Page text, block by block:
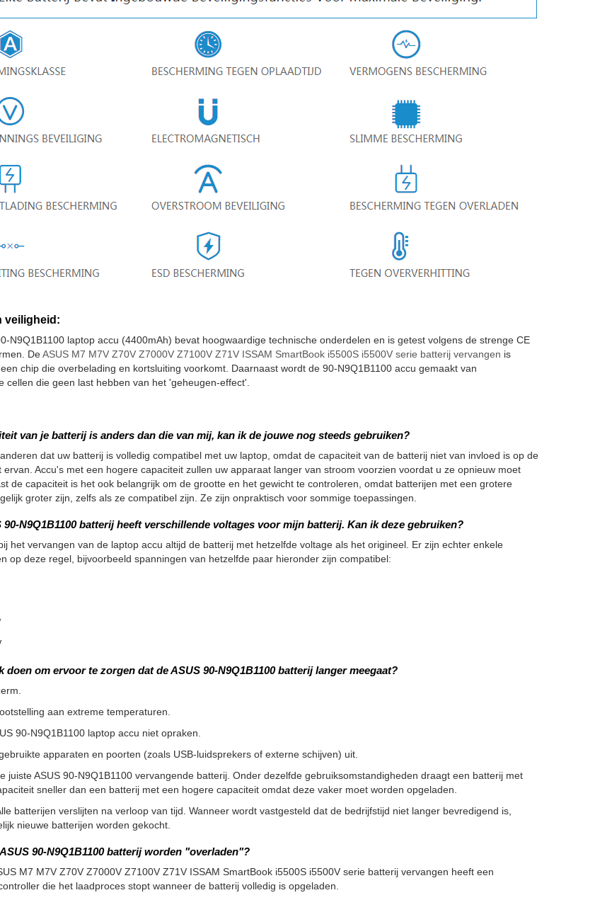
veiligheid:
N9Q1B1100 laptop accu (4400mAh) bevat hoogwaardige technische onderdelen en is getest volgens de strenge CE
DeASUS M7 M7V Z70V Z7000V Z7100V Z71V ISSAM SmartBook i5500S i5500V serie batterij vervangen is
chip die overbelading en kortsluiting voorkomt. Daarnaast wordt de 90-N9Q1B1100 accu gemaakt van
cellen die geen last hebben van het 'geheugen-effect'.
van je batterij is anders dan die van mij, kan ik de jouwe nog steeds gebruiken?
dat uw batterij is volledig compatibel met uw laptop, omdat de capaciteit van de batterij niet van invloed is op de
ervan. Accu's met een hogere capaciteit zullen uw apparaat langer van stroom voorzien voordat u ze opnieuw moet
de capaciteit is het ook belangrijk om de grootte en het gewicht te controleren, omdat batterijen met een grotere
groter zijn, zelfs als ze compatibel zijn. Ze zijn onpraktisch voor sommige toepassingen.
90-N9Q1B1100 batterij heeft verschillende voltages voor mijn batterij. Kan ik deze gebruiken?
het vervangen van de laptop accu altijd de batterij met hetzelfde voltage als het origineel. Er zijn echter enkele
op deze regel, bijvoorbeeld spanningen van hetzelfde paar hieronder zijn compatibel:
doen om ervoor te zorgen dat de ASUS 90-N9Q1B1100 batterij langer meegaat?
aan extreme temperaturen.
90-N9Q1B1100 laptop accu niet opraken.
apparaten en poorten (zoals USB-luidsprekers of externe schijven) uit.
juiste ASUS 90-N9Q1B1100 vervangende batterij. Onder dezelfde gebruiksomstandigheden draagt een batterij met
sneller dan een batterij met een hogere capaciteit omdat deze vaker moet worden opgeladen.
batterijen verslijten na verloop van tijd. Wanneer wordt vastgesteld dat de bedrijfstijd niet langer bevredigend is,
nieuwe batterijen worden gekocht.
90-N9Q1B1100 batterij worden "overladen"?
M7 M7V Z70V Z7000V Z7100V Z71V ISSAM SmartBook i5500S i5500V serie batterij vervangen heeft een
die het laadproces stopt wanneer de batterij volledig is opgeladen.